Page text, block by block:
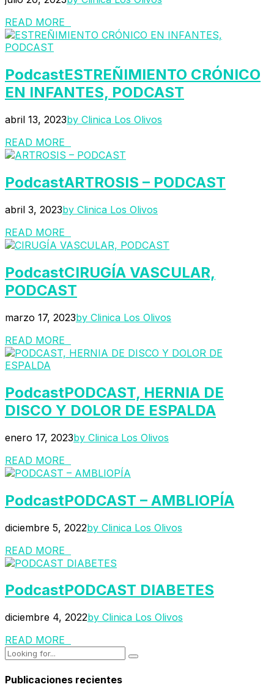
READ MORE
PodcastESTREÑIMIENTO CRÓNICO
EN INFANTES, PODCAST
abril 13, 2023by Clinica Los Olivos
READ MORE
PodcastARTROSIS – PODCAST
abril 3, 2023by Clinica Los Olivos
READ MORE
PodcastCIRUGÍA VASCULAR,
PODCAST
marzo 17, 2023by Clinica Los Olivos
READ MORE
PodcastPODCAST, HERNIA DE
DISCO Y DOLOR DE ESPALDA
enero 17, 2023by Clinica Los Olivos
READ MORE
PodcastPODCAST – AMBLIOPÍA
diciembre 5, 2022by Clinica Los Olivos
READ MORE
PodcastPODCAST DIABETES
diciembre 4, 2022by Clinica Los Olivos
READ MORE
Publicaciones recientes